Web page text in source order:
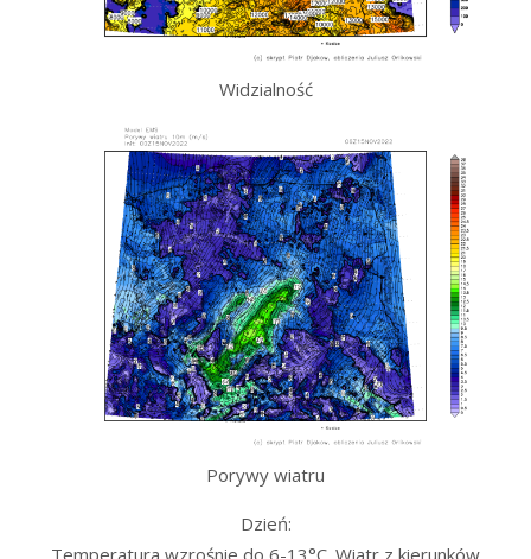
Widzialność
Porywy wiatru
Dzień:
Temperatura wzrośnie do 6-13°C. Wiatr z kierunków